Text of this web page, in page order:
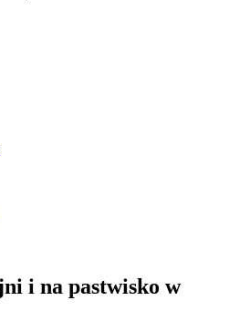
i na pastwisko w